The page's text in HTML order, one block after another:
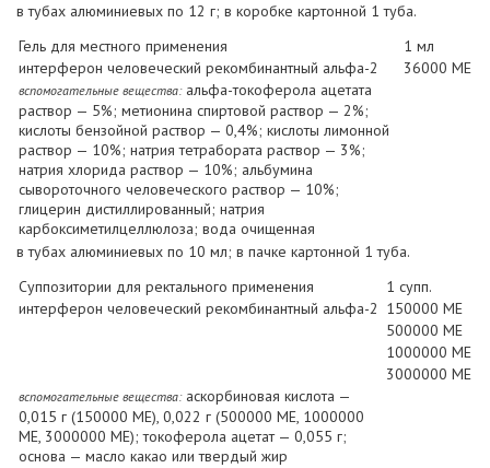
в тубах алюминиевых по 12 г; в коробке картонной 1 туба.
Гель для местного применения
1 мл
интерферон человеческий рекомбинантный альфа-2
36000 МЕ
вспомогательные вещества:альфа-токоферола ацетата
раствор — 5%; метионина спиртовой раствор — 2%;
кислоты бензойной раствор — 0,4%; кислоты лимонной
раствор — 10%; натрия тетрабората раствор — 3%;
натрия хлорида раствор — 10%; альбумина
сывороточного человеческого раствор — 10%;
глицерин дистиллированный; натрия
карбоксиметилцеллюлоза; вода очищенная
в тубах алюминиевых по 10 мл; в пачке картонной 1 туба.
Суппозитории для ректального применения
1 супп.
интерферон человеческий рекомбинантный альфа-2 150000 МЕ
500000 МЕ
1000000 МЕ
3000000 МЕ
вспомогательные вещества:аскорбиновая кислота —
0,015 г (150000 МЕ), 0,022 г (500000 МЕ, 1000000
МЕ, 3000000 МЕ); токоферола ацетат — 0,055 г;
основа — масло какао или твердый жир